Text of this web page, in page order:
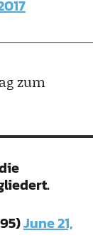
zum
June 21,